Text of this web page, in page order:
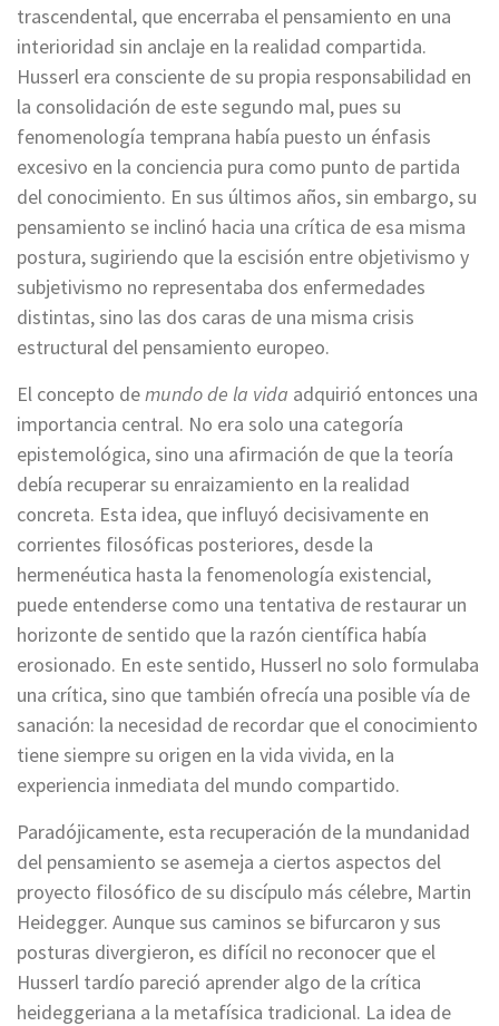
trascendental, que encerraba el pensamiento en una
interioridad sin anclaje en la realidad compartida.
Husserl era consciente de su propia responsabilidad en
la consolidación de este segundo mal, pues su
fenomenología temprana había puesto un énfasis
excesivo en la conciencia pura como punto de partida
del conocimiento. En sus últimos años, sin embargo, su
pensamiento se inclinó hacia una crítica de esa misma
postura, sugiriendo que la escisión entre objetivismo y
subjetivismo no representaba dos enfermedades
distintas, sino las dos caras de una misma crisis
estructural del pensamiento europeo.
El concepto demundo de la vida adquirió entonces una
importancia central. No era solo una categoría
epistemológica, sino una afirmación de que la teoría
debía recuperar su enraizamiento en la realidad
concreta. Esta idea, que influyó decisivamente en
corrientes filosóficas posteriores, desde la
hermenéutica hasta la fenomenología existencial,
puede entenderse como una tentativa de restaurar un
horizonte de sentido que la razón científica había
erosionado. En este sentido, Husserl no solo formulaba
una crítica, sino que también ofrecía una posible vía de
sanación: la necesidad de recordar que el conocimiento
tiene siempre su origen en la vida vivida, en la
experiencia inmediata del mundo compartido.
Paradójicamente, esta recuperación de la mundanidad
del pensamiento se asemeja a ciertos aspectos del
proyecto filosófico de su discípulo más célebre, Martin
Heidegger. Aunque sus caminos se bifurcaron y sus
posturas divergieron, es difícil no reconocer que el
Husserl tardío pareció aprender algo de la crítica
heideggeriana a la metafísica tradicional. La idea de